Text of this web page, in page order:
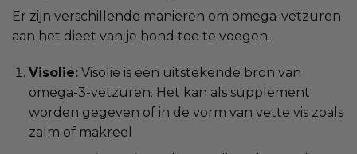
Er zijn verschillende manieren om omega-vetzuren
aan het dieet van je hond toe te voegen:
Visolie:Visolie is een uitstekende bron van
omega-3-vetzuren. Het kan als supplement
worden gegeven of in de vorm van vette vis zoals
zalm of makreel